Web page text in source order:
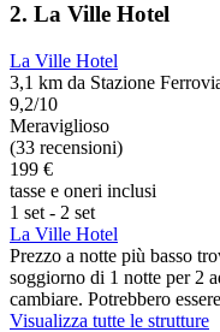
2. La Ville Hotel
La Ville Hotel
3,1 km da Stazione
9,2/10
Meraviglioso
(33 recensioni)
199 €
tasse e oneri inclusi
1 set - 2 set
La Ville Hotel
Prezzo a notte più basso
soggiorno di 1 notte per 2
cambiare. Potrebbero
Visualizza tutte le strutture